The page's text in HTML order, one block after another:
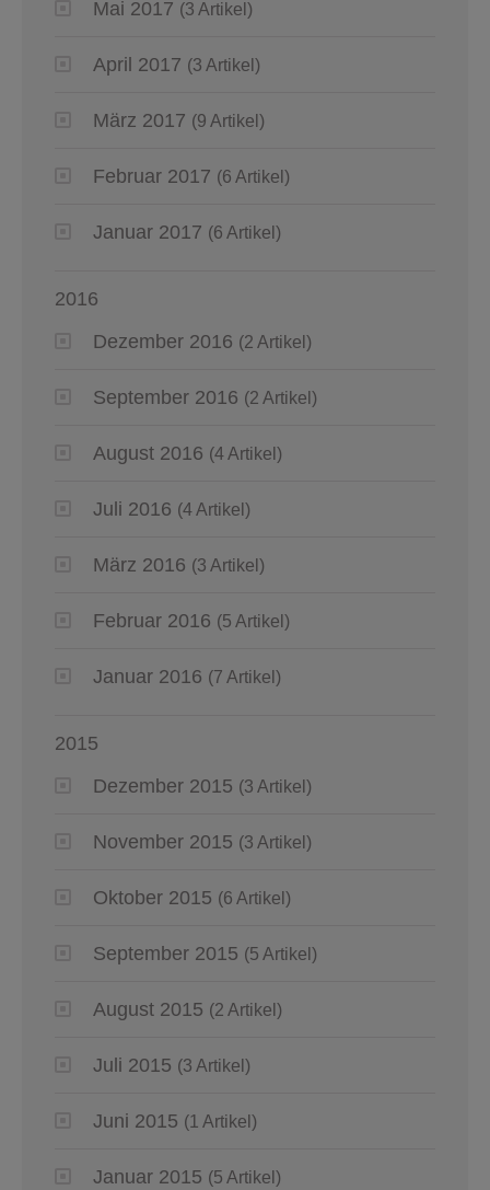
Mai 2017 (3 Artikel)
April 2017 (3 Artikel)
März 2017 (9 Artikel)
Februar 2017 (6 Artikel)
Januar 2017 (6 Artikel)
2016
Dezember 2016 (2 Artikel)
September 2016 (2 Artikel)
August 2016 (4 Artikel)
Juli 2016 (4 Artikel)
März 2016 (3 Artikel)
Februar 2016 (5 Artikel)
Januar 2016 (7 Artikel)
2015
Dezember 2015 (3 Artikel)
November 2015 (3 Artikel)
Oktober 2015 (6 Artikel)
September 2015 (5 Artikel)
August 2015 (2 Artikel)
Juli 2015 (3 Artikel)
Juni 2015 (1 Artikel)
Januar 2015 (5 Artikel)